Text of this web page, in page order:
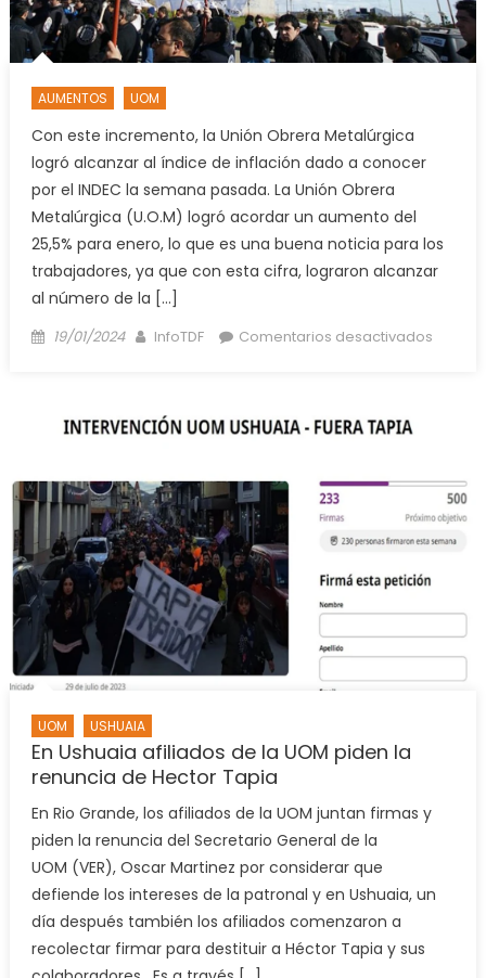
los
AUMENTOS UOM
Con este incremento, la Unión Obrera Metalúrgica
logró alcanzar al índice de inflación dado a conocer
por el INDEC la semana pasada. La Unión Obrera
Metalúrgica (U.O.M) logró acordar un aumento del
25,5% para enero, lo que es una buena noticia para los
trabajadores, ya que con esta cifra, lograron alcanzar
al número de la […]
Posted
19/01/2024 Author
InfoTDF Comentarios desactivadosen
un
del
a
enero
UOM USHUAIA
En Ushuaia afiliados de la UOM piden la
renuncia de Hector Tapia
En Rio Grande, los afiliados de la UOM juntan firmas y
piden la renuncia del Secretario General de la
UOM (VER), Oscar Martinez por considerar que
defiende los intereses de la patronal y en Ushuaia, un
día después también los afiliados comenzaron a
recolectar firmar para destituir a Héctor Tapia y sus